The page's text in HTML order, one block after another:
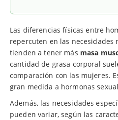
Las diferencias físicas entre
repercuten en las necesidades
tienden a tener más masa
cantidad de grasa corporal
comparación con las mujeres.
gran medida a hormonas
Además, las necesidades
pueden variar, según las